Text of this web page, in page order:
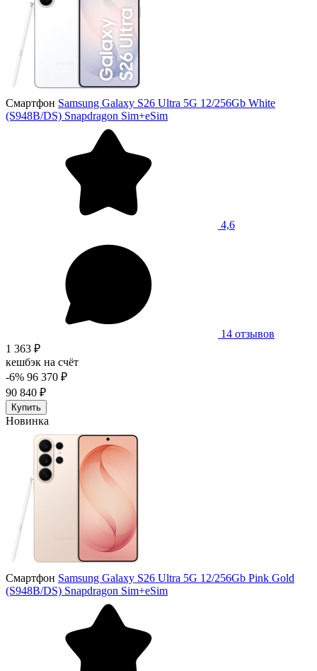
Смартфон Samsung Galaxy S26 Ultra 5G 12/256Gb White
(S948B/DS) Snapdragon Sim+eSim
4,6
14 отзывов
1 363 ₽
кешбэк на счёт
-6% 96 370 ₽
90 840 ₽
Купить
Новинка
Смартфон Samsung Galaxy S26 Ultra 5G 12/256Gb Pink Gold
(S948B/DS) Snapdragon Sim+eSim